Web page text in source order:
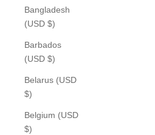
Bangladesh
(USD $)
Barbados
(USD $)
Belarus (USD
$)
Belgium (USD
$)